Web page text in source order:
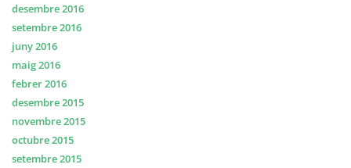
desembre 2016
setembre 2016
juny 2016
maig 2016
febrer 2016
desembre 2015
novembre 2015
octubre 2015
setembre 2015